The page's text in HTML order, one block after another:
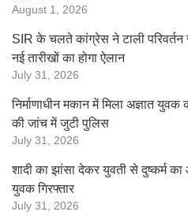
August 1, 2026
SIR के चलते कांग्रेस ने टाली
नई तारीखों का होगा ऐलान
July 31, 2026
निर्माणाधीन मकान में मिला अज्ञात
की जांच में जुटी पुलिस
July 31, 2026
शादी का झांसा देकर युवती से दुष्कर्म
युवक गिरफ्तार
July 31, 2026